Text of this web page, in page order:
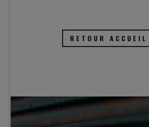
RETOUR ACCUEIL